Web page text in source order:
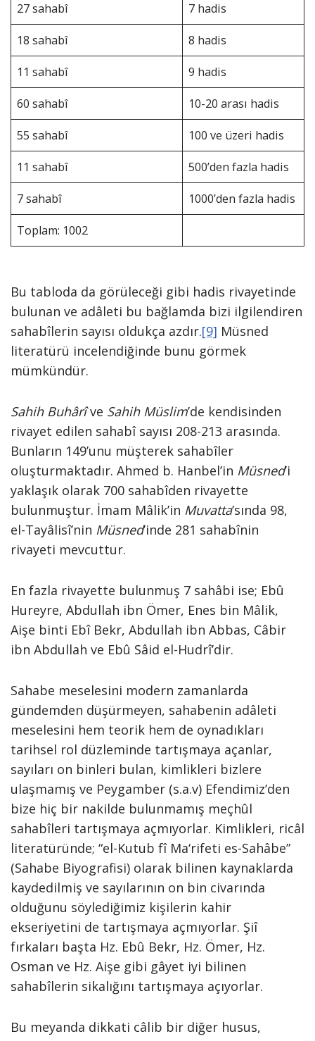
27 sahabî 7 hadis
18 sahabî 8 hadis
11 sahabî 9 hadis
60 sahabî 10-20 arası hadis
55 sahabî 100 ve üzeri hadis
11 sahabî 500’den fazla hadis
7 sahabî 1000’den fazla hadis
Toplam: 1002
Bu tabloda da görüleceği gibi hadis rivayetinde
bulunan ve adâleti bu bağlamda bizi ilgilendiren
sahabîlerin sayısı oldukça azdır.[9] Müsned
literatürü incelendiğinde bunu görmek
mümkündür.
Sahih Buhârîve Sahih Müslim’de kendisinden
rivayet edilen sahabî sayısı 208-213 arasında.
Bunların 149’unu müşterek sahabîler
oluşturmaktadır. Ahmed b. Hanbel’in Müsned’i
yaklaşık olarak 700 sahabîden rivayette
bulunmuştur. İmam Mâlik’in Muvatta’sında 98,
el-Tayâlisî’nin Müsned’inde 281 sahabînin
rivayeti mevcuttur.
En fazla rivayette bulunmuş 7 sahâbi ise; Ebû
Hureyre, Abdullah ibn Ömer, Enes bin Mâlik,
Aişe binti Ebî Bekr, Abdullah ibn Abbas, Câbir
ibn Abdullah ve Ebû Sâid el-Hudrî’dir.
Sahabe meselesini modern zamanlarda
gündemden düşürmeyen, sahabenin adâleti
meselesini hem teorik hem de oynadıkları
tarihsel rol düzleminde tartışmaya açanlar,
sayıları on binleri bulan, kimlikleri bizlere
ulaşmamış ve Peygamber (s.a.v) Efendimiz’den
bize hiç bir nakilde bulunmamış meçhûl
sahabîleri tartışmaya açmıyorlar. Kimlikleri, ricâl
literatüründe; “el-Kutub fî Ma‘rifeti es-Sahâbe”
(Sahabe Biyografisi) olarak bilinen kaynaklarda
kaydedilmiş ve sayılarının on bin civarında
olduğunu söylediğimiz kişilerin kahir
ekseriyetini de tartışmaya açmıyorlar. Şiî
fırkaları başta Hz. Ebû Bekr, Hz. Ömer, Hz.
Osman ve Hz. Aişe gibi gâyet iyi bilinen
sahabîlerin sikalığını tartışmaya açıyorlar.
Bu meyanda dikkati câlib bir diğer husus,